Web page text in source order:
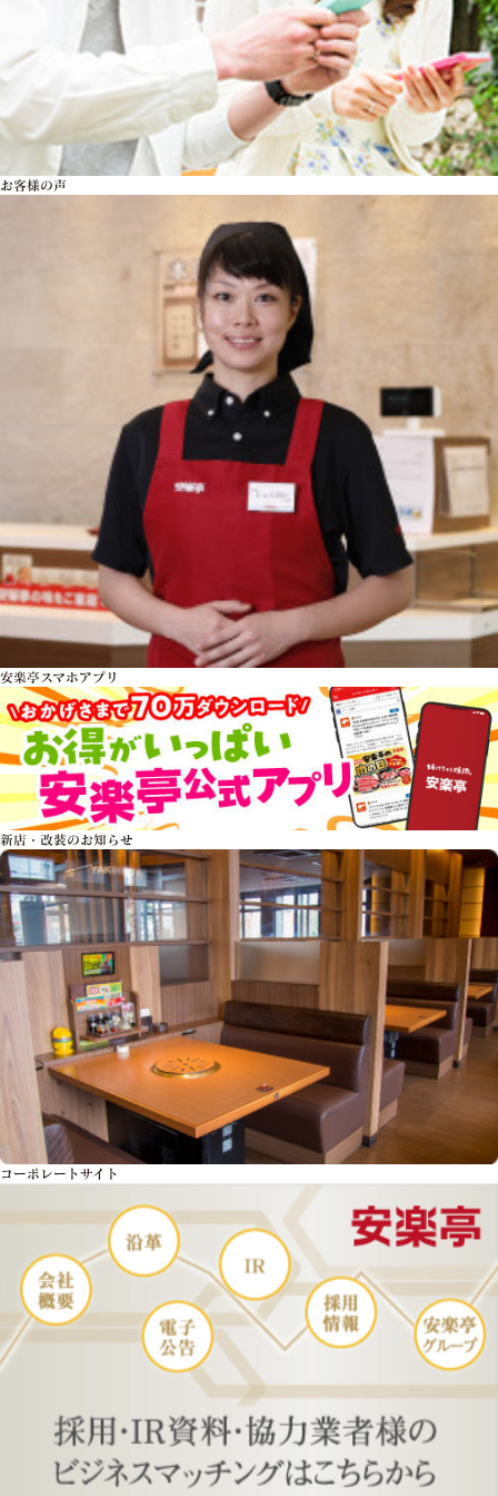
お客様の声
安楽亭スマホアプリ
新店・改装のお知らせ
コーポレートサイト